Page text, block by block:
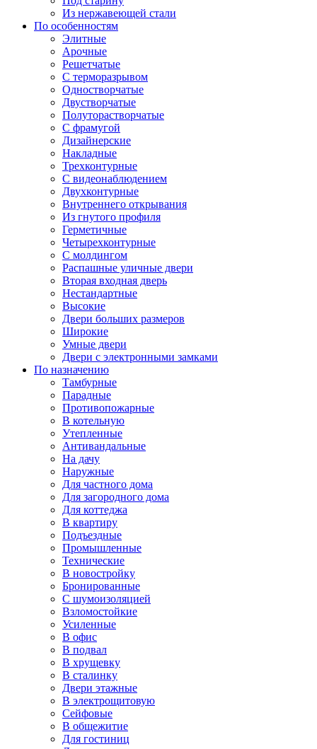
Из нержавеющей стали
По особенностям
Элитные
Арочные
Решетчатые
С терморазрывом
Одностворчатые
Двустворчатые
Полуторастворчатые
С фрамугой
Дизайнерские
Накладные
Трехконтурные
С видеонаблюдением
Двухконтурные
Внутреннего открывания
Из гнутого профиля
Герметичные
Четырехконтурные
С молдингом
Распашные уличные двери
Вторая входная дверь
Нестандартные
Высокие
Двери больших размеров
Широкие
Умные двери
Двери с электронными замками
По назначению
Тамбурные
Парадные
Противопожарные
В котельную
Утепленные
Антивандальные
На дачу
Наружные
Для частного дома
Для загородного дома
Для коттеджа
В квартиру
Подъездные
Промышленные
Технические
В новостройку
Бронированные
С шумоизоляцией
Взломостойкие
Усиленные
В офис
В подвал
В хрущевку
В сталинку
Двери этажные
В электрощитовую
Сейфовые
В общежитие
Для гостиниц